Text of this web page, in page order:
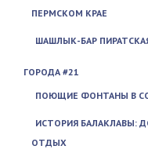
ПЕРМСКОМ КРАЕ
ШАШЛЫК-БАР
ГОРОДА #21
ПОЮЩИЕ ФОНТАНЫ В
ИСТОРИЯ БАЛАКЛАВЫ:
ОТДЫХ